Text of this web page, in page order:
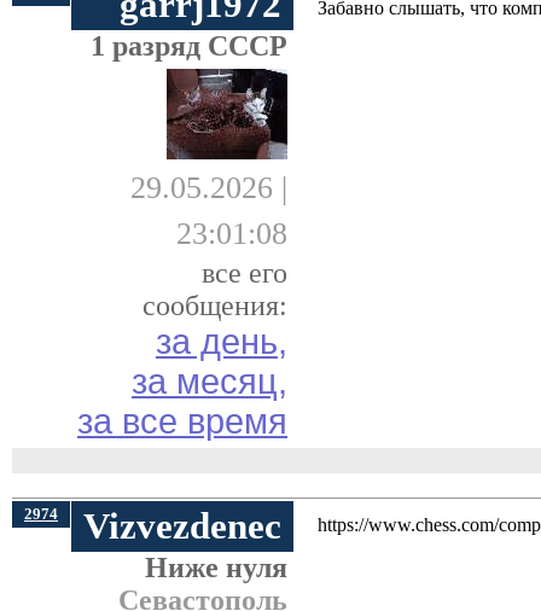
1 разряд СССР
29.05.2026 |
23:01:08
все его
сообщения:
за день,
за месяц,
за все время
Забавно слышать, что
2974 Vizvezdenec
Ниже нуля
Севастополь
https://www.chess.com/